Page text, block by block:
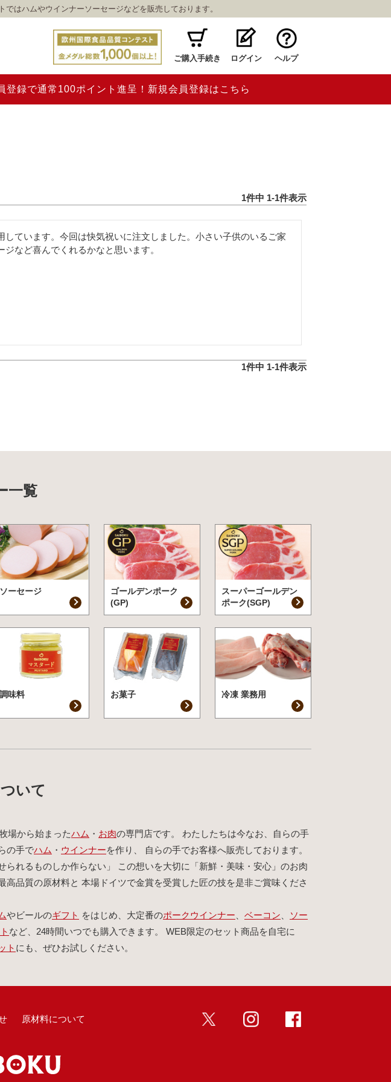
はハムやウインナーソーセージなどを販売しております。
ご購入手続き ログイン ヘルプ
録で通常100ポイント進呈！新規会員登録はこちら
1件中 1-1件表示
しています。今回は快気祝いに注文しました。小さい子供のいるご家
など喜んでくれるかなと思います。
1件中 1-1件表示
一覧
ソーセージ
ゴールデンポーク
(GP)
スーパーゴールデン
ポーク(SGP)
調味料 お菓子 冷凍 業務用
いて
場から始まったハム ・ お肉の専門店です。 わたしたちは今なお、自らの手
の手でハム ・ ウインナーを作り、 自らの手でお客様へ販売しております。
られるものしか作らない」 この想いを大切に「新鮮・美味・安心」のお肉
高品質の原材料と 本場ドイツで金賞を受賞した匠の技を是非ご賞味くださ
やビールのギフト をはじめ、大定番のポークウインナー ベーコン
ソー
など、24時間いつでも購入できます。 WEB限定のセット商品を自宅に
ト にも、ぜひお試しください。
原材料について
twitter インスタ